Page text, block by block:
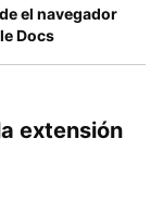
el navegador
Docs
extensión